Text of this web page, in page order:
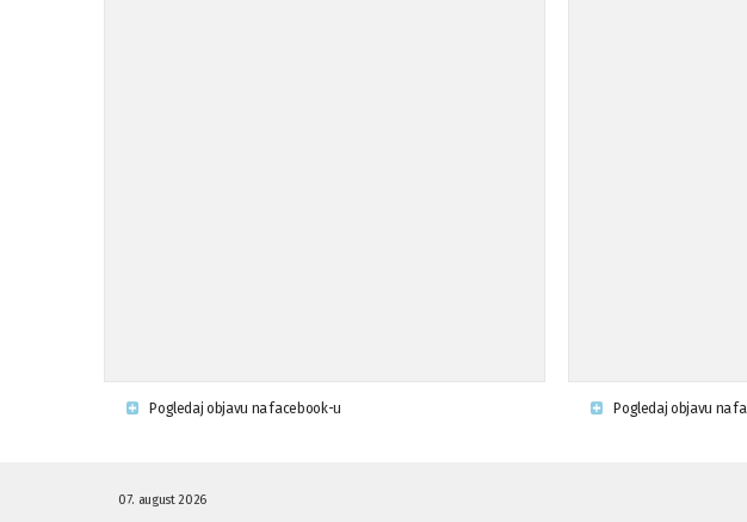
Pogledaj objavu na facebook-u Pogledaj objavu na
07. august 2026